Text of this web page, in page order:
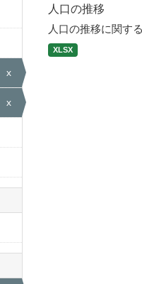
x
x
人口の推移
人口の推移に関す
XLSX